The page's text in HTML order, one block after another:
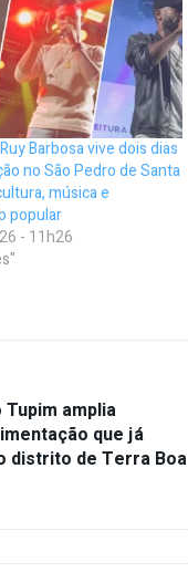
Barbosa vive dois dias
no São Pedro de Santa
música e
popular
- 11h26
Tupim amplia
que já
distrito de Terra Boa